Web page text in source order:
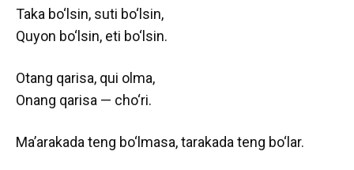
Taka bo‘lsin, suti bo‘lsin,
Quyon bo‘lsin, eti bo‘lsin.
Otang qarisa, qui olma,
Onang qarisa — cho‘ri.
Ma’arakada teng bo‘lmasa, tarakada teng bo‘lar.